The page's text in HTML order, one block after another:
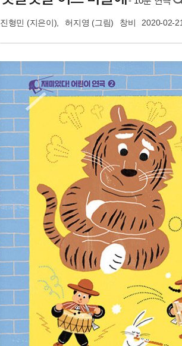
진형민 (지은이), 허지영 (그림) 창비 2020-02-